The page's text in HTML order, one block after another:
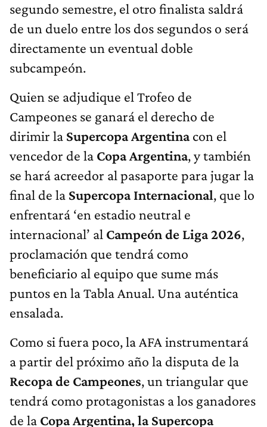
segundo semestre, el otro finalista saldrá
de un duelo entre los dos segundos o será
directamente un eventual doble
subcampeón.
Quien se adjudique el Trofeo de
Campeones se ganará el derecho de
dirimir la Supercopa Argentinacon el
vencedor de la Copa Argentina, y también
se hará acreedor al pasaporte para jugar la
final de la Supercopa Internacional, que lo
enfrentará ‘en estadio neutral e
internacional’ al Campeón de Liga 2026,
proclamación que tendrá como
beneficiario al equipo que sume más
puntos en la Tabla Anual. Una auténtica
ensalada.
Como si fuera poco, la AFA instrumentará
a partir del próximo año la disputa de la
Recopa de Campeones, un triangular que
tendrá como protagonistas a los ganadores
de la Copa Argentina, la Supercopa